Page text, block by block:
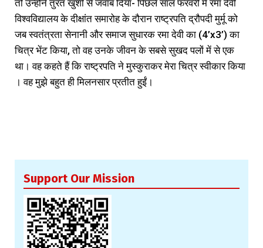
तो उन्होंने तुरंत खुशी से जवाब दिया- पिछले साल फरवरी में रमा देवी
विश्वविद्यालय के दीक्षांत समारोह के दौरान राष्ट्रपति द्रौपदी मुर्मू को
जब स्वतंत्रता सेनानी और समाज सुधारक रमा देवी का (4’x3’) का
चित्र भेंट किया, तो वह उनके जीवन के सबसे सुखद पलों में से एक
था। वह कहते हैं कि राष्ट्रपति ने मुस्कुराकर मेरा चित्र स्वीकार किया
। वह मुझे बहुत ही मिलनसार प्रतीत हुईं।
Support Our Mission